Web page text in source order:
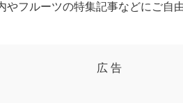
フルーツの特集記事などにご自
広 告